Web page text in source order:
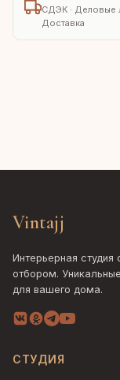
СДЭК · Деловые
Доставка
Vintajj
Интерьерная студия
отбором.
для вашего дома.
СТУДИЯ